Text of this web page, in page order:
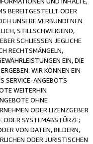
BEREITGESTELLT ODER
UNSERE VERBUNDENEN
STILLSCHWEIGEND,
SCHLIESSEN JEGLICHE
RECHTSMÄNGELN,
EIN, DIE
WIR KÖNNEN EIN
SERVICE-ANGEBOTS
WEITERHIN
OHNE
ODER LIZENZGEBER
ODER SYSTEMABSTÜRZE;
VON DATEN, BILDERN,
ODER JURISTISCHEN